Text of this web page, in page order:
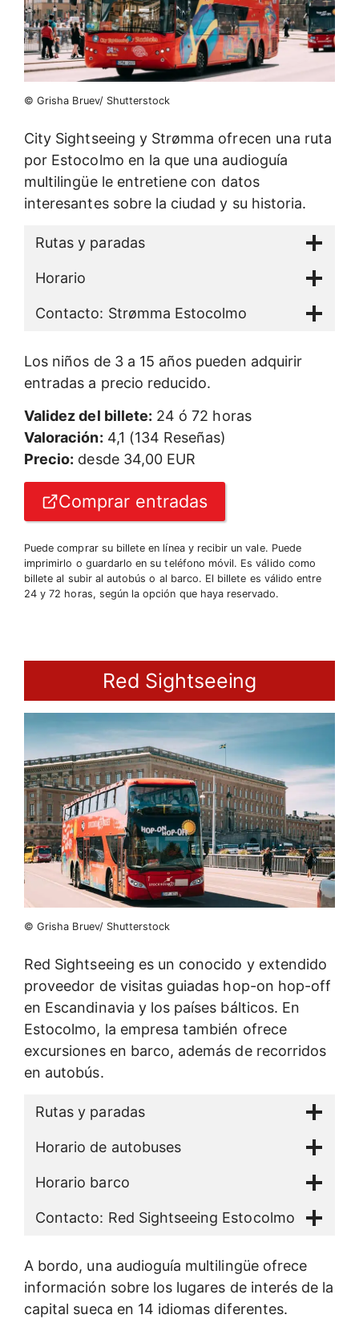
© Grisha Bruev/ Shutterstock
City Sightseeing y Strømma ofrecen una ruta
por Estocolmo en la que una audioguía
multilingüe le entretiene con datos
interesantes sobre la ciudad y su historia.
Rutas y paradas
Horario
Contacto: Strømma Estocolmo
Los niños de 3 a 15 años pueden adquirir
entradas a precio reducido.
Validez del billete: 24 ó 72 horas
Valoración: 4,1 (134 Reseñas)
Precio: desde 34,00 EUR
Comprar entradas
Puede comprar su billete en línea y recibir un vale. Puede
imprimirlo o guardarlo en su teléfono móvil. Es válido como
billete al subir al autobús o al barco. El billete es válido entre
24 y 72 horas, según la opción que haya reservado.
Red Sightseeing
© Grisha Bruev/ Shutterstock
Red Sightseeing es un conocido y extendido
proveedor de visitas guiadas hop-on hop-off
en Escandinavia y los países bálticos. En
Estocolmo, la empresa también ofrece
excursiones en barco, además de recorridos
en autobús.
Rutas y paradas
Horario de autobuses
Horario barco
Contacto: Red Sightseeing Estocolmo
A bordo, una audioguía multilingüe ofrece
información sobre los lugares de interés de la
capital sueca en 14 idiomas diferentes.